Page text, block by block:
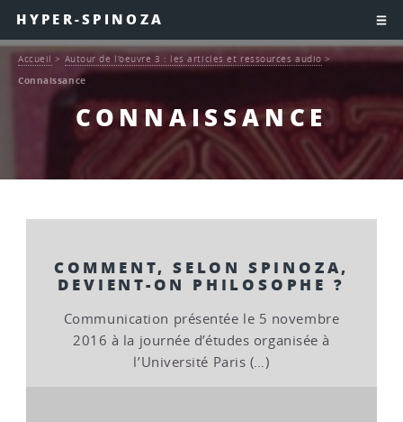
HYPER-SPINOZA
CONNAISSANCE
Accueil > Autour de l’oeuvre 3 : les articles et ressources audio >
Connaissance
COMMENT, SELON SPINOZA,
DEVIENT-ON PHILOSOPHE ?
Communication présentée le 5 novembre
2016 à la journée d’études organisée à
l’Université Paris (…)